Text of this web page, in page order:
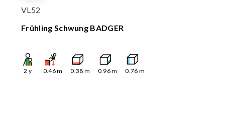
VL52
Frühling Schwung BADGER
2 y 0.46m 0.38 m 0.96m 0.76 m